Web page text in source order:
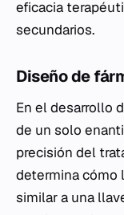
eficacia
secundarios.
Diseño de
En el desarrollo
de un solo
precisión del
determina cómo
similar a una